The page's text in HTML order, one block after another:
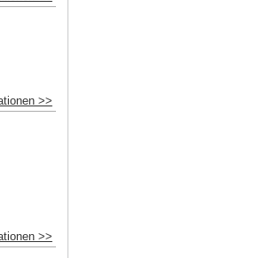
>>
>>